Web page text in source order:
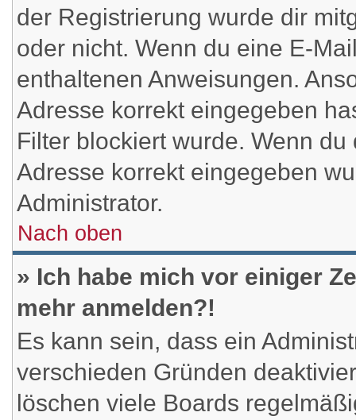
der Registrierung wurde dir
oder nicht. Wenn du eine E-
enthaltenen Anweisungen.
Adresse korrekt eingegeben
Filter blockiert wurde. Wenn
Adresse korrekt eingegeben
Administrator.
Nach oben
» Ich habe mich vor einiger
mehr anmelden?!
Es kann sein, dass ein
verschieden Gründen
löschen viele Boards